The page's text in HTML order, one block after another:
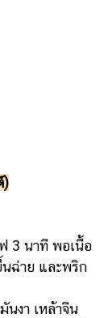
)
3 นาที พอเนื้อ
ฉ่าย และพริก
งา เหล้าจีน